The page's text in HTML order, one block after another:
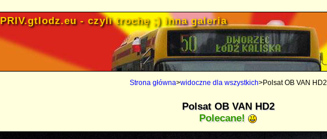
PRIV.gtlodz.eu - czyli trochę ;) inna galeria
Strona główna>widoczne dla wszystkich>Polsat OB VAN HD2
Polsat OB VAN HD2
Polecane!